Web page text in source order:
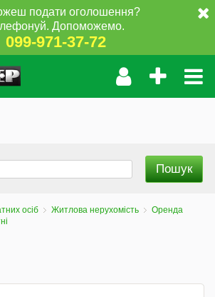
подати оголошення?
Допоможемо.
099-971-37-72
осіб Житлова нерухомість
Оренда